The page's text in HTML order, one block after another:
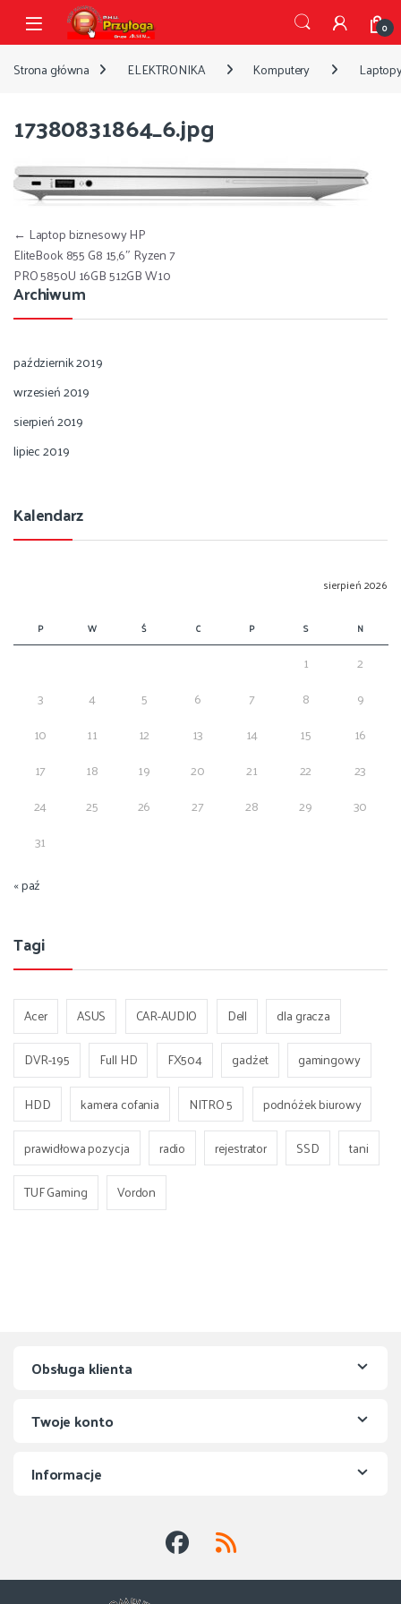
Przejdź do nawigacji
Przejdź do treści
Open 0
Strona główna ELEKTRONIKA Komputery
17380831864_6.jpg
Nawigacja wpisu
← Laptop biznesowy HP
EliteBook 855 G8 15,6″ Ryzen 7
PRO 5850U 16GB 512GB W10
Archiwum
październik 2019
wrzesień 2019
sierpień 2019
lipiec 2019
Kalendarz
sierpień 2026
P W Ś C P S N
1
2
3
4 5 6 7 8
9
10
11 12 13 14 15
16
17
18 19 20 21 22
23
24
25 26 27 28 29
30
31
« paź
Tagi
Acer ASUS CAR-AUDIO Dell
dla gracza
DVR-195
Full HD FX504 gadżet
gamingowy
HDD
kamera cofania NITRO 5
podnóżek biurowy
prawidłowa pozycja
radio rejestrator SSD
tani
TUF Gaming
Vordon
Obsługa klienta
Twoje konto
Informacje